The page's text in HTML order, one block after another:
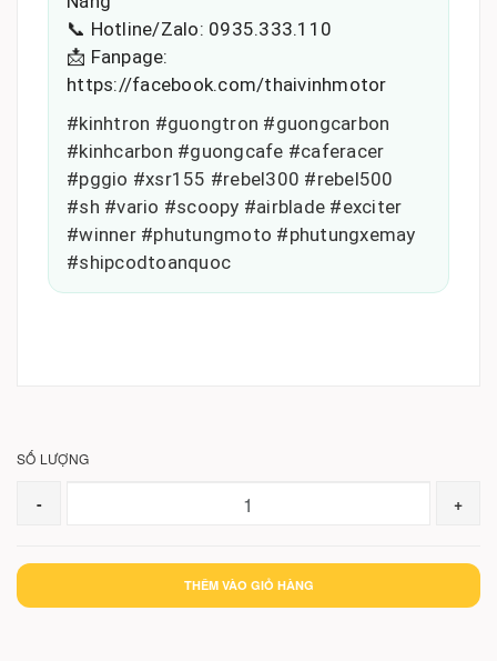
📞 Hotline/Zalo: 0935.333.110
📩 Fanpage:
https://facebook.com/thaivinhmotor
#kinhtron #guongtron #guongcarbon
#kinhcarbon #guongcafe #caferacer
#pggio #xsr155 #rebel300 #rebel500
#sh #vario #scoopy #airblade #exciter
#winner #phutungmoto #phutungxemay
#shipcodtoanquoc
SỐ LƯỢNG
- +
THÊM VÀO GIỎ HÀNG